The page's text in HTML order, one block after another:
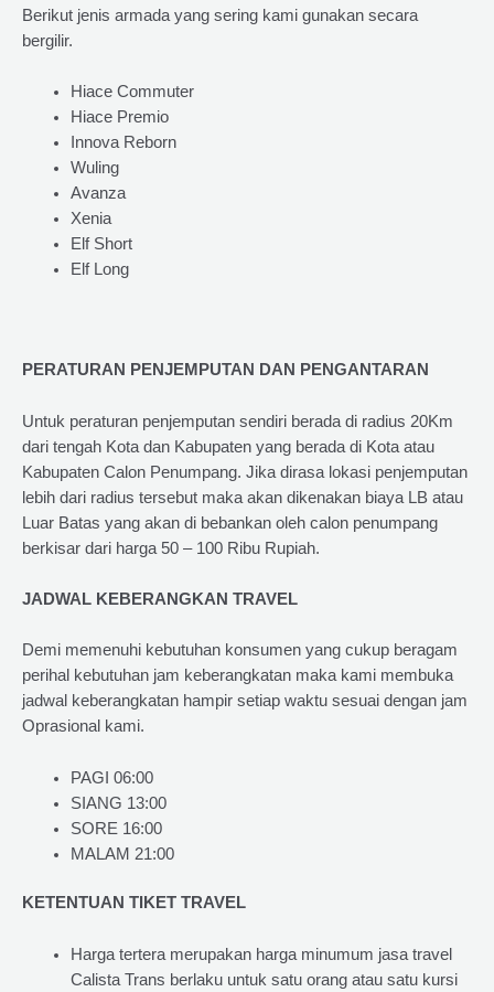
Berikut jenis armada yang sering kami gunakan secara
bergilir.
Hiace Commuter
Hiace Premio
Innova Reborn
Wuling
Avanza
Xenia
Elf Short
Elf Long
PERATURAN PENJEMPUTAN DAN PENGANTARAN
Untuk peraturan penjemputan sendiri berada di radius 20Km
dari tengah Kota dan Kabupaten yang berada di Kota atau
Kabupaten Calon Penumpang. Jika dirasa lokasi penjemputan
lebih dari radius tersebut maka akan dikenakan biaya LB atau
Luar Batas yang akan di bebankan oleh calon penumpang
berkisar dari harga 50 – 100 Ribu Rupiah.
JADWAL KEBERANGKAN TRAVEL
Demi memenuhi kebutuhan konsumen yang cukup beragam
perihal kebutuhan jam keberangkatan maka kami membuka
jadwal keberangkatan hampir setiap waktu sesuai dengan jam
Oprasional kami.
PAGI 06:00
SIANG 13:00
SORE 16:00
MALAM 21:00
KETENTUAN TIKET TRAVEL
Harga tertera merupakan harga minumum jasa travel
Calista Trans berlaku untuk satu orang atau satu kursi